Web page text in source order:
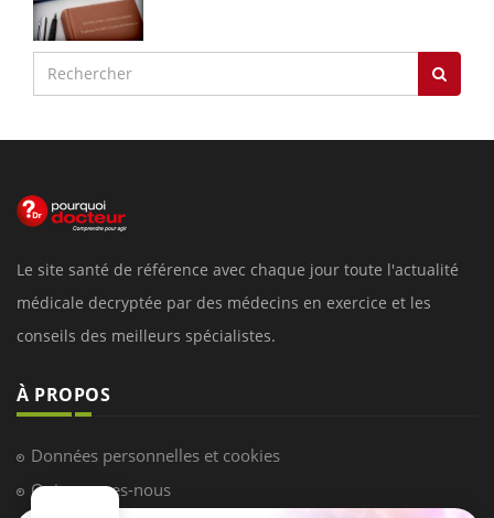
Le site santé de référence avec chaque jour toute l'actualité
médicale decryptée par des médecins en exercice et les
conseils des meilleurs spécialistes.
À PROPOS
Données personnelles et cookies
Qui sommes-nous